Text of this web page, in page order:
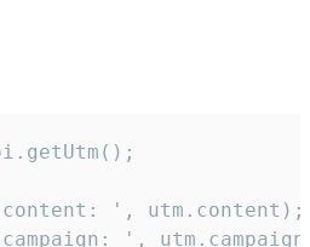
content: ', utm.content);
',